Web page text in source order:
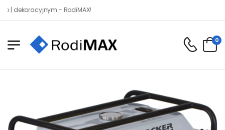
- RodiMAX!
0